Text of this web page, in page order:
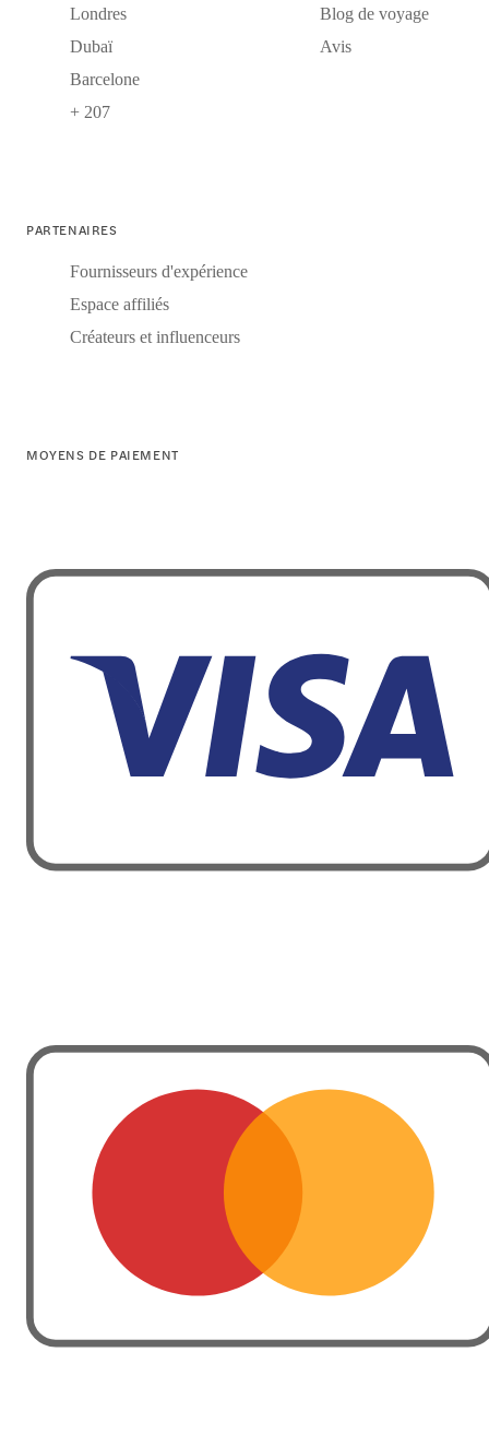
Londres
Dubaï
Barcelone
+ 207
Blog de voyage
Avis
PARTENAIRES
Fournisseurs d'expérience
Espace affiliés
Créateurs et influenceurs
MOYENS DE PAIEMENT